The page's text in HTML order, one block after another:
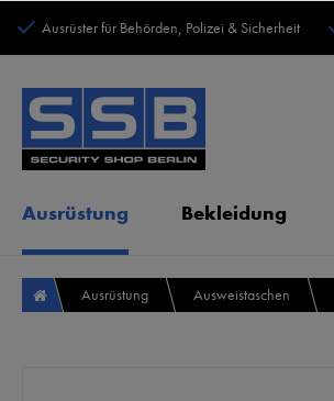
Ausrüster für Behörden, Polizei & Sicherheit
Ausrüstung Bekleidung
Ausrüstung Ausweistaschen